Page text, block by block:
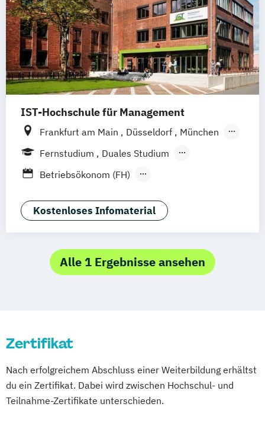
IST-Hochschule für Management
Frankfurt am Main Düsseldorf
München
Berlin
Hamburg Weil am Rhein
Fernstudium
Duales Studium
Fernlehrgang
Betriebsökonom (FH)
Business Administration (dual)
Digitalisierungsmanagement
Hotel- und Tourismusmarketing
Kommunikation & Eventmanagement
Kommunikation & Medienmanagement
Kommunikationsmanagement
Kommunikationsmanagement (dual)
Marketing Marketingökonom:in
Kostenloses Infomaterial
Alle 1 Ergebnisse ansehen
Zertifikat
Nach erfolgreichem Abschluss einer Weiterbildung erhältst
du ein Zertifikat. Dabei wird zwischen Hochschul- und
Teilnahme-Zertifikate unterschieden.